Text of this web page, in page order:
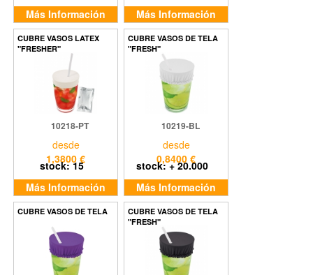
Más Información
Más Información
CUBRE VASOS LATEX
"FRESHER"
10218-PT
desde
1,3800 €
stock: 15
Más Información
CUBRE VASOS DE TELA
"FRESH"
10219-BL
desde
0,8400 €
stock: + 20.000
Más Información
CUBRE VASOS DE TELA
CUBRE VASOS DE TELA
"FRESH"